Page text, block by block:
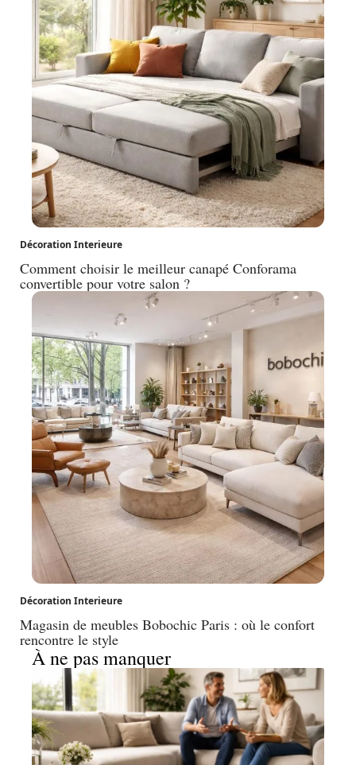
Décoration Interieure
Comment choisir le meilleur canapé Conforama
convertible pour votre salon ?
Décoration Interieure
Magasin de meubles Bobochic Paris : où le confort
rencontre le style
À ne pas manquer